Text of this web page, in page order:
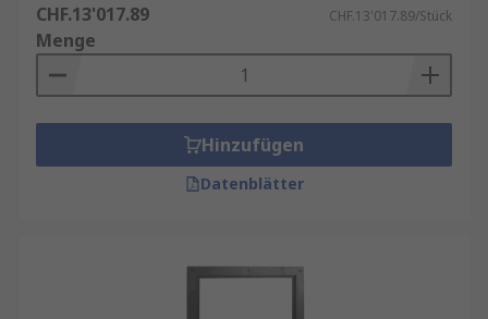
CHF.13'017.89 CHF.13'017.89/Stück
Menge
Hinzufügen
Datenblätter